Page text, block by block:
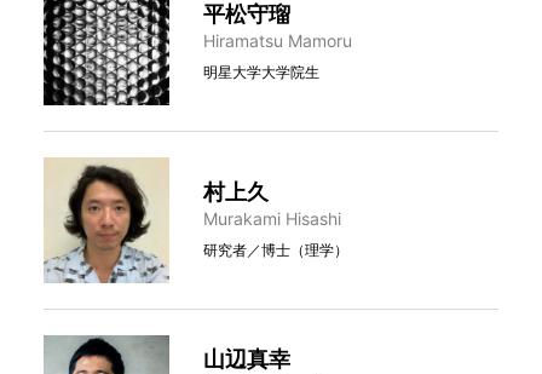
平松守瑠
Hiramatsu Mamoru
明星大学大学院生
村上久
Murakami Hisashi
研究者／博士（理学）
山辺真幸